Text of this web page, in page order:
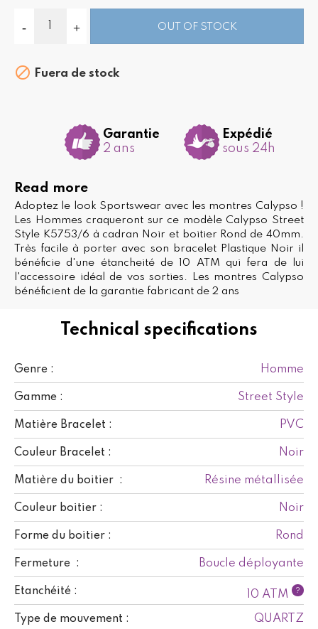
Technical specifications
Genre : Homme
Gamme : Street Style
Matière Bracelet : PVC
Couleur Bracelet : Noir
Matière du boitier : Résine métallisée
Couleur boitier : Noir
Forme du boitier : Rond
Fermeture : Boucle déployante
Etanchéité : 10 ATM ?
Type de mouvement : QUARTZ
OUT OF STOCK
 Fuera de stock
Garantie
2 ans
Expédié
sous 24h
Read more
Adoptez le look Sportswear avec les montres Calypso !
Les Hommes craqueront sur ce modèle Calypso Street
Style K5753/6 à cadran Noir et boitier Rond de 40mm.
Très facile à porter avec son bracelet Plastique Noir il
bénéficie d'une étancheité de 10 ATM qui fera de lui
l'accessoire idéal de vos sorties. Les montres Calypso
bénéficient de la garantie fabricant de 2 ans